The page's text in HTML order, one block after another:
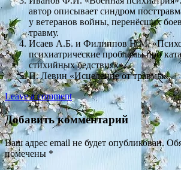
автор описывает синдром
у ветеранов войны, перенёсших
травму.
Исаев А.Б. и Филиппов Н.М.
психиатрические проблемы при
стихийных бедст­виях».
П. Левин «Исцеление от травмы».
Leave a comment
Добавить комментарий
Ваш адрес email не будет опубликован.
помечены *